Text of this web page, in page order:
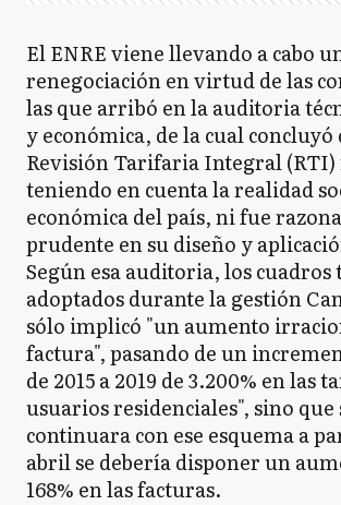
El ENRE viene llevando a cabo
renegociación en virtud de las
las que arribó en la auditoria
y económica, de la cual concluyó
Revisión Tarifaria Integral (RTI)
teniendo en cuenta la realidad
económica del país, ni fue
prudente en su diseño y
Según esa auditoria, los
adoptados durante la gestión
sólo implicó "un aumento
factura", pasando de un
de 2015 a 2019 de 3.200% en las
usuarios residenciales", sino que
continuara con ese esquema a
abril se debería disponer un
168% en las facturas.